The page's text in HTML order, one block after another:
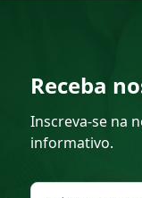
Receba
Inscreva-se na
informativo.